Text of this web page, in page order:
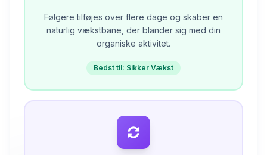
Følgere tilføjes over flere dage og skaber en
naturlig vækstbane, der blander sig med din
organiske aktivitet.
Bedst til: Sikker Vækst